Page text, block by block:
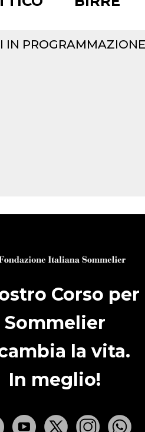
IN PROGRAMMAZIONE
Corso per
Sommelier
la vita.
In meglio!